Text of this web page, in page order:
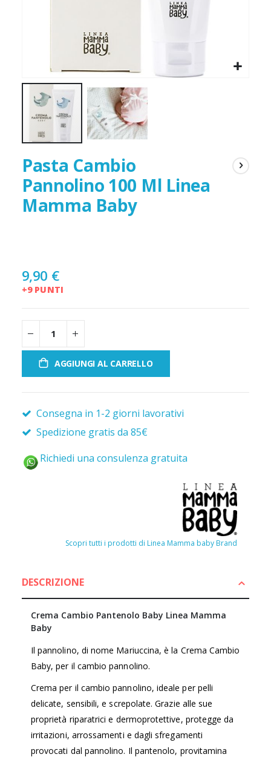
Pasta Cambio
Pannolino 100 Ml Linea
Mamma Baby
9,90 €
+9 PUNTI
AGGIUNGI AL CARRELLO
Consegna in 1-2 giorni lavorativi
Spedizione gratis da 85€
Richiedi una consulenza gratuita
Scopri tutti i prodotti di Linea Mamma baby Brand
DESCRIZIONE
Crema Cambio Pantenolo Baby Linea Mamma
Baby
Il pannolino, di nome Mariuccina, è la Crema Cambio
Baby, per il cambio pannolino.
Crema per il cambio pannolino, ideale per pelli
delicate, sensibili, e screpolate. Grazie alle sue
proprietà riparatrici e dermoprotettive, protegge da
irritazioni, arrossamenti e dagli sfregamenti
provocati dal pannolino. Il pantenolo, provitamina